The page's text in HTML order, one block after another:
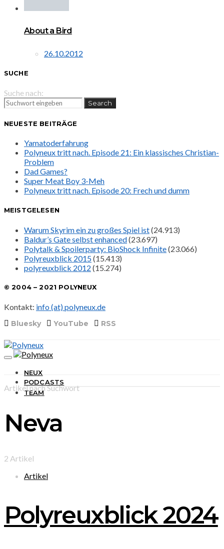
About a Bird
26.10.2012
SUCHE
Suche nach:
Search
NEUESTE BEITRÄGE
Yamatoderfahrung
Polyneux tritt nach. Episode 21: Ein klassisches Christian-
Problem
Dad Games?
Super Meat Boy 3-Meh
Polyneux tritt nach. Episode 20: Frech und dumm
MEISTGELESEN
Warum Skyrim ein zu großes Spiel ist(24.913)
Baldur’s Gate selbst enhanced(23.697)
Polytalk & Spoilerparty: BioShock Infinite(23.066)
Polyreuxblick 2015(15.413)
polyreuxblick 2012 (15.274)
© 2004 – 2021 POLYNEUX
Kontakt: info (at) polyneux.de
Bluesky YouTube RSS
NEUX
PODCASTS
TEAM
Artikel nach Suchwort
Neva
2 Artikel
Artikel
Polyreuxblick 2024